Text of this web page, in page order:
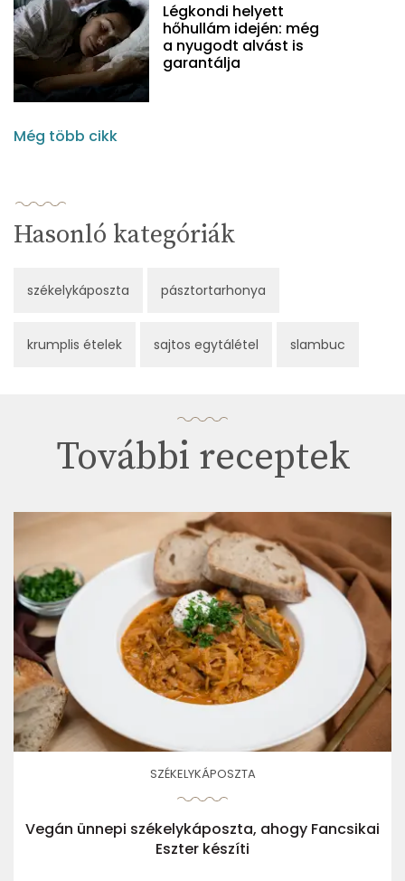
Légkondi helyett
hőhullám idején: még
a nyugodt alvást is
garantálja
Még több cikk
Hasonló kategóriák
székelykáposzta pásztortarhonya
krumplis ételek sajtos egytálétel slambuc
További receptek
SZÉKELYKÁPOSZTA
Vegán ünnepi székelykáposzta, ahogy Fancsikai
Eszter készíti